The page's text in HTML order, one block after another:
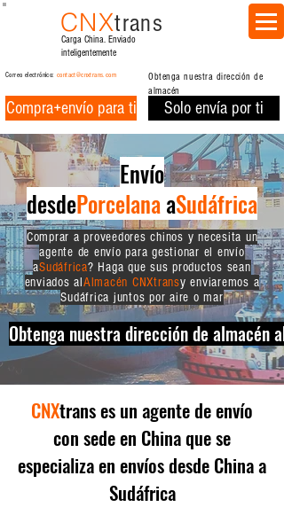
CNXtrans
Carga China. Enviado
inteligentemente
Correo electrónico: contact@cnxtrans.com
Compra+envío para ti
Obtenga nuestra dirección de
almacén
Solo envía por ti
Envío
desdePorcelanaaSudáfrica
Comprar a proveedores chinos y necesita un
agente de envío para gestionar el envío
aSudáfrica? Haga que sus productos sean
enviados alAlmacén CNXtransy enviaremos a
Sudáfrica juntos por aire o mar
Obtenga nuestra dirección de almacén
CNXtrans es un agente de envío
con sede en China que se
especializa en envíos desde China a
Sudáfrica